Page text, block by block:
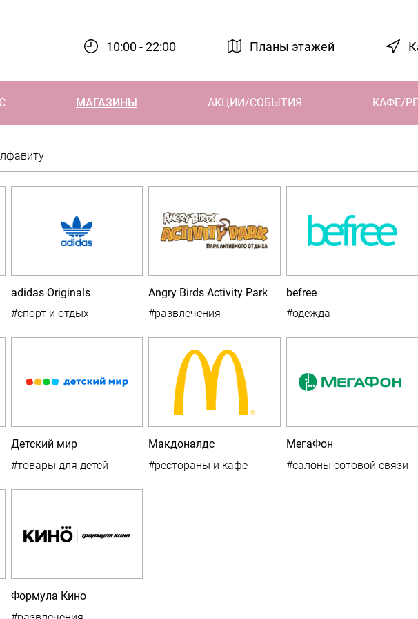
10:00 - 22:00 Планы этажей
МАГАЗИНЫ АКЦИИ/СОБЫТИЯ КАФЕ/
adidas Originals
#спорт и отдых
Angry Birds Activity Park
#развлечения
befree
#одежда
Детский мир
#товары для детей
Макдоналдс
#рестораны и кафе
МегаФон
#салоны сотовой связи
Формула Кино